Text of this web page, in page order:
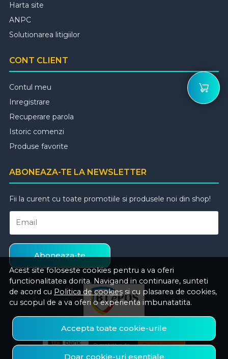
Acest site foloseste cookies pentru a va oferi
functionalitatea dorita. Navigand in continuare, sunteti
de acord cu Politica de cookies si cu plasarea de cookies,
cu scopul de a va oferi o experienta imbunatatita.
Accepta toate cookie-urile
Doar cookie-uri esentiale
Harta site
ANPC
Solutionarea litigiilor
CONT CLIENT
Contul meu
Inregistrare
Recuperare parola
Istoric comenzi
Produse favorite
ABONEAZA-TE LA NEWSLETTER
Fii la curent cu toate promotiile si produsele noi din shop!
Email
Aboneaza-te